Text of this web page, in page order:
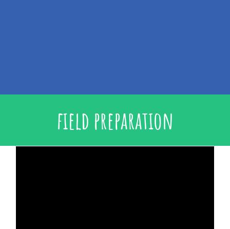
field preparation